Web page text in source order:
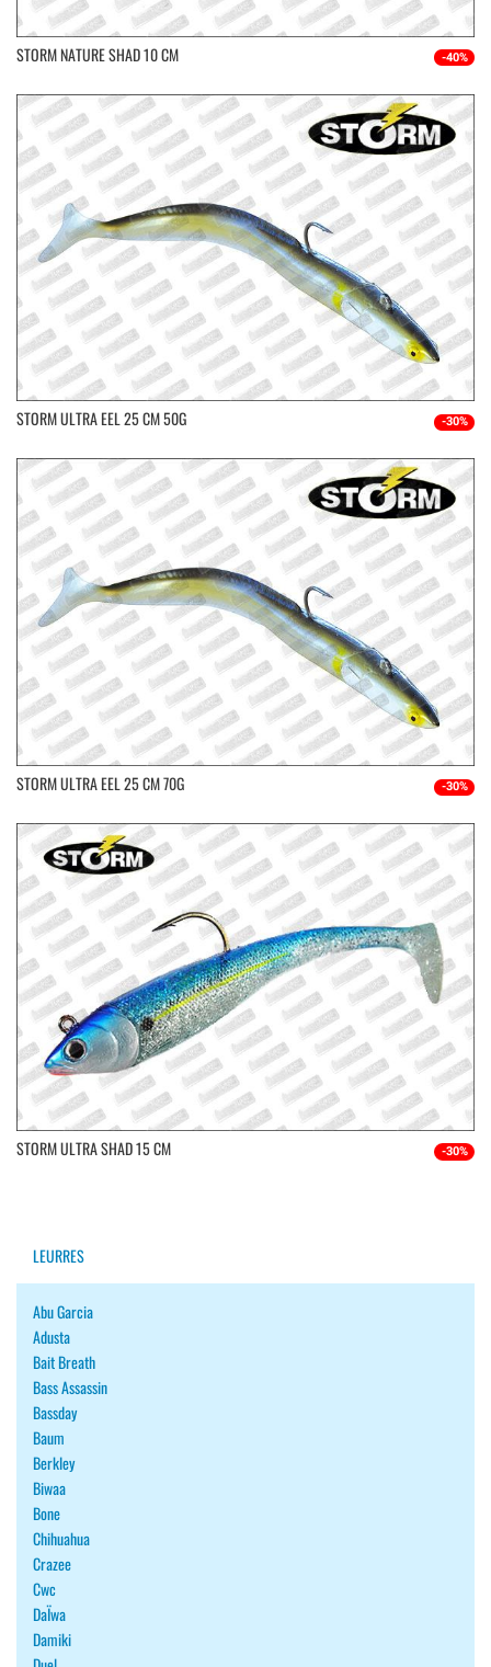
STORM NATURE SHAD 10 CM -40%
STORM ULTRA EEL 25 CM 50G -30%
STORM ULTRA EEL 25 CM 70G -30%
STORM ULTRA SHAD 15 CM -30%
LEURRES
Abu Garcia
Adusta
Bait Breath
Bass Assassin
Bassday
Baum
Berkley
Biwaa
Bone
Chihuahua
Crazee
Cwc
DaÏwa
Damiki